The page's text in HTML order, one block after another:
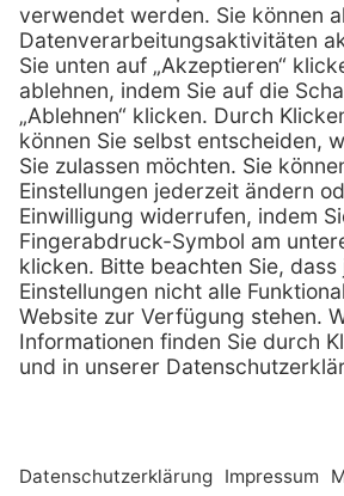
E-Mail: info @
Services
Serviceversprechen
Sprechstundenbedarf
Retoure anmelden
Zertifikat